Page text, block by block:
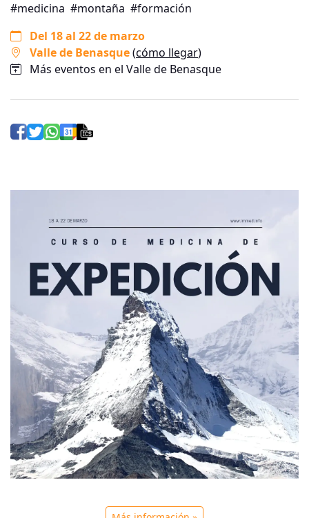
#medicina #montaña #formación
Del 18 al 22 de marzo
Valle de Benasque(cómo llegar)
Más eventos en el Valle de Benasque